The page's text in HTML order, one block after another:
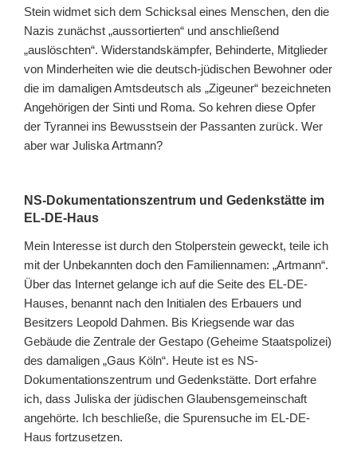
Stein widmet sich dem Schicksal eines Menschen, den die
Nazis zunächst „aussortierten“ und anschließend
„auslöschten“. Widerstandskämpfer, Behinderte, Mitglieder
von Minderheiten wie die deutsch-jüdischen Bewohner oder
die im damaligen Amtsdeutsch als „Zigeuner“ bezeichneten
Angehörigen der Sinti und Roma. So kehren diese Opfer
der Tyrannei ins Bewusstsein der Passanten zurück. Wer
aber war Juliska Artmann?
NS-Dokumentationszentrum und Gedenkstätte im
EL-DE-Haus
Mein Interesse ist durch den Stolperstein geweckt, teile ich
mit der Unbekannten doch den Familiennamen: „Artmann“.
Über das Internet gelange ich auf die Seite des EL-DE-
Hauses, benannt nach den Initialen des Erbauers und
Besitzers Leopold Dahmen. Bis Kriegsende war das
Gebäude die Zentrale der Gestapo (Geheime Staatspolizei)
des damaligen „Gaus Köln“. Heute ist es NS-
Dokumentationszentrum und Gedenkstätte. Dort erfahre
ich, dass Juliska der jüdischen Glaubensgemeinschaft
angehörte. Ich beschließe, die Spurensuche im EL-DE-
Haus fortzusetzen.